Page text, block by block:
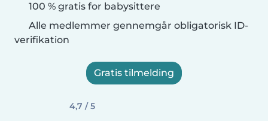
100 % gratis for babysittere
Alle medlemmer gennemgår obligatorisk ID-
verifikation
Gratis tilmelding
4,7 / 5